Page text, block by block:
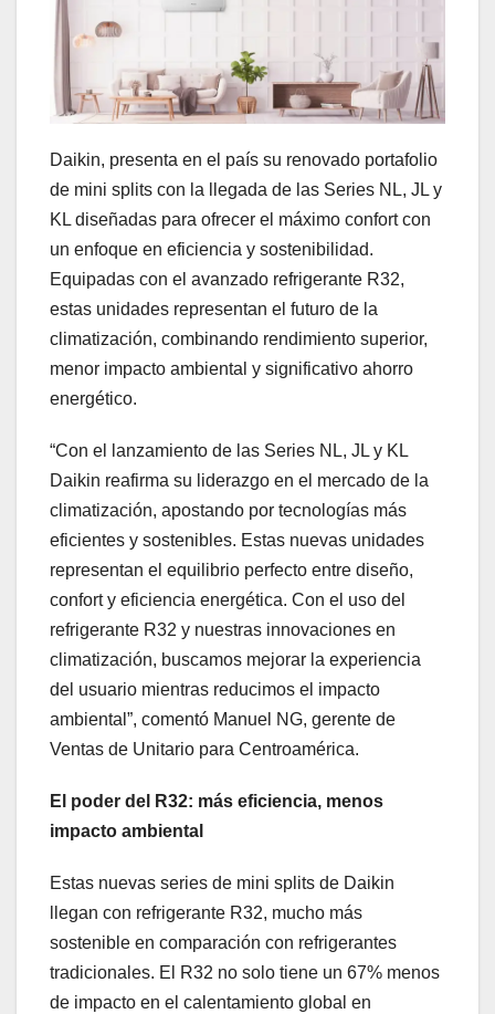
Daikin, presenta en el país su renovado portafolio
de mini splits con la llegada de las Series NL, JL y
KL diseñadas para ofrecer el máximo confort con
un enfoque en eficiencia y sostenibilidad.
Equipadas con el avanzado refrigerante R32,
estas unidades representan el futuro de la
climatización, combinando rendimiento superior,
menor impacto ambiental y significativo ahorro
energético.
“Con el lanzamiento de las Series NL, JL y KL
Daikin reafirma su liderazgo en el mercado de la
climatización, apostando por tecnologías más
eficientes y sostenibles. Estas nuevas unidades
representan el equilibrio perfecto entre diseño,
confort y eficiencia energética. Con el uso del
refrigerante R32 y nuestras innovaciones en
climatización, buscamos mejorar la experiencia
del usuario mientras reducimos el impacto
ambiental”, comentó Manuel NG, gerente de
Ventas de Unitario para Centroamérica.
El poder del R32: más eficiencia, menos
impacto ambiental
Estas nuevas series de mini splits de Daikin
llegan con refrigerante R32, mucho más
sostenible en comparación con refrigerantes
tradicionales. El R32 no solo tiene un 67% menos
de impacto en el calentamiento global en